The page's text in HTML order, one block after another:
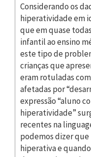
Considerando os
hiperatividade em
que em quase
infantil ao ensino
este tipo de
crianças que
eram rotuladas
afetadas por
expressão “aluno
hiperatividade”
recentes na
podemos dizer
hiperativa e